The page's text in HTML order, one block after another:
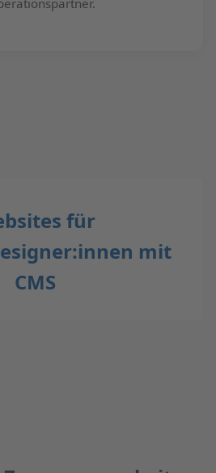
für
mit
CMS